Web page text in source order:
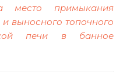
место примыкания
выносного топочного
печи в банное